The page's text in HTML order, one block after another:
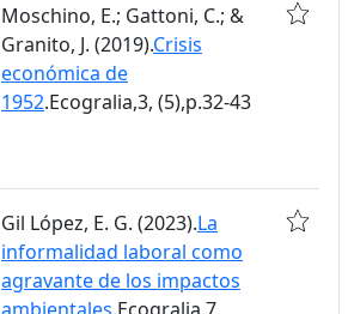
Moschino, E.; Gattoni, C.; &
Granito, J. (2019).Crisis
económica de
1952.Ecogralia,3, (5),p.32-43
Gil López, E. G. (2023).La
informalidad laboral como
agravante de los impactos